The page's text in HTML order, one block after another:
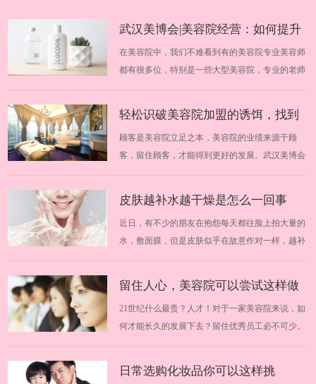
武汉美博会|美容院经营：如何提升
业绩
在美容院中，我们不难看到有的美容院专业美容师
都有很多位，特别是一些大型美容院，专业的老师
识也很到位，但是不知道为什么，每个月的收入却
并不高，而且个人业绩也不是多优秀，为…
轻松识破美容院加盟的诱饵，找到
好的厂商
顾客是美容院立足之本，美容院的业绩来源于顾
客，留住顾客，才能得到更好的发展。武汉美博会
穷，引诱加盟者上当。武汉美博会为大家分享轻松
识破美容院加盟的诱饵，找到好的厂商。20…
皮肤越补水越干燥是怎么一回事
近日，有不少的朋友在抱怨每天都往脸上拍大量的
水，敷面膜，但是皮肤似乎在故意作对一样，越补
中武汉美博会时间安排：2019年11月13日-19日
2019华中武汉美博会地点：中国（武汉）文…
留住人心，美容院可以尝试这样做
21世纪什么最贵？人才！对于一家美容院来说，如
何才能长久的发展下去？留住优秀员工必不可少。
安排：2018年3月29日-31日 2018华中武汉美博会地
日常选购化妆品你可以这样挑